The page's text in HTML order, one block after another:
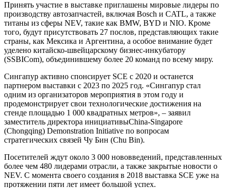
Принять участие в выставке приглашены мировые лидеры по
производству автозапчастей, включая Bosch и CATL, а также
титаны из сферы NEV, такие как BMW, BYD и NIO. Кроме
того, будут присутствовать 27 послов, представляющих такие
страны, как Мексика и Аргентина, а особое внимание будет
уделено китайско-швейцарскому бизнес-инкубатору
(SSBICom), объединившему более 20 команд по всему миру.
Сингапур активно спонсирует SCE с 2020 и останется
партнером выставки с 2023 по 2025 год. «Сингапур стал
одним из организаторов мероприятия в этом году и
продемонстрирует свои технологические достижения на
стенде площадью 1 000 квадратных метров», – заявил
заместитель директора инициативыChina-Singapore
(Chongqing) Demonstration Initiative по вопросам
стратегических связей Чу Бин (Chu Bin).
Посетителей ждут около 3 000 нововведений, представленных
более чем 480 лидерами отрасли, а также закрытые новости о
NEV. С момента своего создания в 2018 выставка SCE уже на
протяжении пяти лет имеет большой успех.